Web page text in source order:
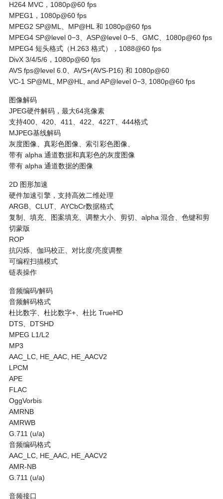
H264 MVC，1080p@60 fps
MPEG1，1080p@60 fps
MPEG2 SP@ML、MP@HL 和 1080p@60 fps
MPEG4 SP@level 0−3、ASP@level 0−5、GMC、1080p@60 fps
MPEG4 短头格式（H.263 格式），1088@60 fps
DivX 3/4/5/6，1080p@60 fps
AVS fps@level 6.0、AVS+(AVS-P16) 和 1080p@60
VC-1 SP@ML, MP@HL, and AP@level 0−3, 1080p@60 fps
图像解码
JPEG硬件解码，最大64兆像素
支持400、420、411、422、422T、444格式
MJPEG基线解码
灰度图像、真彩色图像、索引彩色图像、
带有 alpha 通道数据和真彩色的灰度图像
带有 alpha 通道数据的图像
2D 图形加速
硬件加速引擎，支持高效二维处理
ARGB、CLUT、AYCbCr数据格式
复制、填充、图案填充、调整大小、剪切、alpha 混合、色键和剪
切蒙版
ROP
抗闪烁、伽玛校正、对比度/亮度调整
可编程扫描模式
链表操作
音频编码/解码
音频解码格式
杜比数字、杜比数字+、杜比 TrueHD
DTS、DTSHD
MPEG L1/L2
MP3
AAC_LC, HE_AAC, HE_AACV2
LPCM
APE
FLAC
OggVorbis
AMRNB
AMRWB
G.711 (u/a)
音频编码格式
AAC_LC, HE_AAC, HE_AACV2
AMR-NB
G.711 (u/a)
音频接口